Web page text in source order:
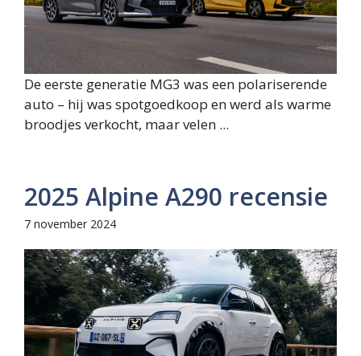
De eerste generatie MG3 was een polariserende
auto – hij was spotgoedkoop en werd als warme
broodjes verkocht, maar velen ...
2025 Alpine A290 recensie
7 november 2024